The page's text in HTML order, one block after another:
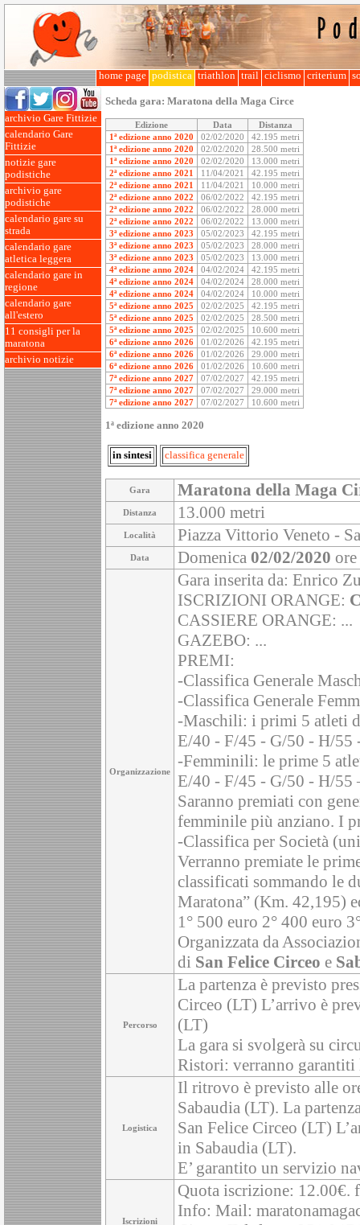
home page podistica triathlon trail ciclismo criterium
archivio Gare Fittizie
calendario Gare
Fittizie
notizie gare
podistiche
archivio gare
podistiche
calendario gare su
strada
calendario gare
atletica leggera
calendario gare in
regione
calendario gare
all'estero
11 consigli per la
maratona
archivio notizie
Scheda gara: Maratona della Maga Circe
Edizione Data
Distanza
1ª edizione anno 2020
02/02/2020
42.195 metri
1ª edizione anno 2020
02/02/2020
28.500 metri
1ª edizione anno 2020
02/02/2020
13.000 metri
2ª edizione anno 2021
11/04/2021
42.195 metri
2ª edizione anno 2021
11/04/2021
10.000 metri
2ª edizione anno 2022
06/02/2022
42.195 metri
2ª edizione anno 2022
06/02/2022
28.000 metri
2ª edizione anno 2022
06/02/2022
13.000 metri
3ª edizione anno 2023
05/02/2023
42.195 metri
3ª edizione anno 2023
05/02/2023
28.000 metri
3ª edizione anno 2023
05/02/2023
13.000 metri
4ª edizione anno 2024
04/02/2024
42.195 metri
4ª edizione anno 2024
04/02/2024
28.000 metri
4ª edizione anno 2024
04/02/2024
10.000 metri
5ª edizione anno 2025
02/02/2025
42.195 metri
5ª edizione anno 2025
02/02/2025
28.500 metri
5ª edizione anno 2025
02/02/2025
10.600 metri
6ª edizione anno 2026
01/02/2026
42.195 metri
6ª edizione anno 2026
01/02/2026
29.000 metri
6ª edizione anno 2026
01/02/2026
10.600 metri
7ª edizione anno 2027
07/02/2027
42.195 metri
7ª edizione anno 2027
07/02/2027
29.000 metri
7ª edizione anno 2027
07/02/2027 10.600 metri
1ª edizione anno 2020
in sintesi classifica generale
Gara Maratona della Maga
Distanza 13.000 metri
Località Piazza Vittorio Veneto -
Data Domenica 02/02/2020
Organizzazione
Gara inserita da: Enrico
ISCRIZIONI ORANGE:
CASSIERE ORANGE: ...
GAZEBO: ...
PREMI:
-Classifica Generale
-Classifica Generale
-Maschili: i primi 5 atleti
E/40 - F/45 - G/50 - H/
-Femminili: le prime 5
E/40 - F/45 - G/50 - H/55
Saranno premiati con
femminile più anziano. I
-Classifica per Società
Verranno premiate le
classificati sommando le
Maratona” (Km. 42,195)
1° 500 euro 2° 400 euro
Organizzata da
di San Felice Circeo e
Percorso
La partenza è previsto
Circeo (LT) L’arrivo è
(LT)
La gara si svolgerà su
Ristori: verranno garantiti
Logistica
Il ritrovo è previsto alle
Sabaudia (LT). La
San Felice Circeo (LT)
in Sabaudia (LT).
E’ garantito un servizio
Iscrizioni
Quota iscrizione: 12.00€.
Info: Mail: